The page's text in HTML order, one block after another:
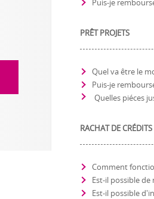
Puis-je
PRÊT PROJETS
Quel va être le
Puis-je
Quelles piéces
RACHAT DE CRÉDITS
Comment
Est-il possible
Est-il possible